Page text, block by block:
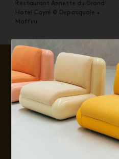
Restaurant Annette du Grand
Hotel Cayré © Depasquale +
Maffini
QUE